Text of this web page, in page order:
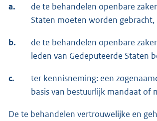
a.
de te behandelen openbare
Staten moeten worden
b.
de te behandelen openbare
leden van Gedeputeerde Staten
c.
ter kennisneming: een
basis van bestuurlijk mandaat of
De te behandelen vertrouwelijke en